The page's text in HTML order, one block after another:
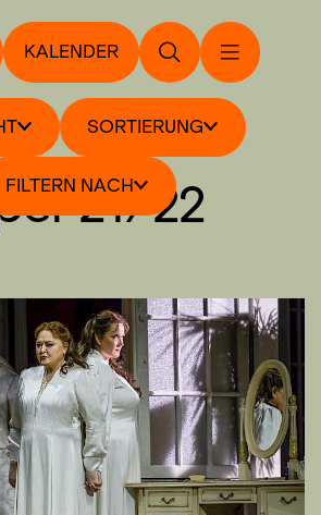
KALENDER
SORTIERUNG
FILTERN NACH21/22